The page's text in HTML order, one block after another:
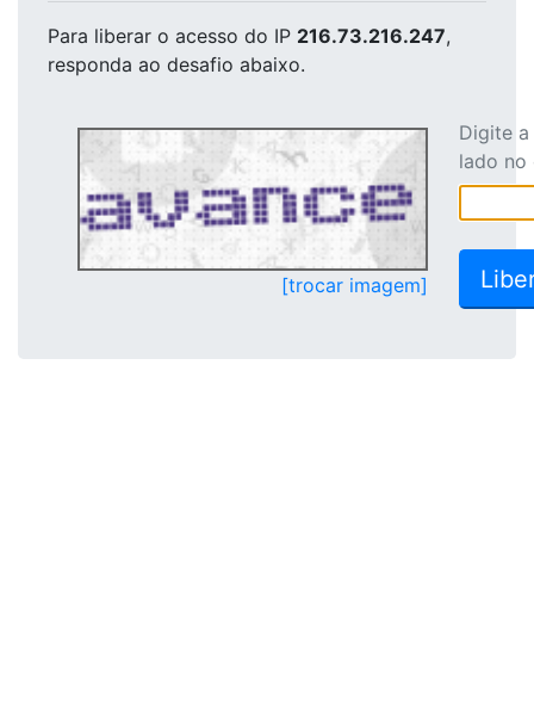
Para liberar o acesso do IP 216.73.216.247,
responda ao desafio abaixo.
[trocar imagem]
Digite
lado no